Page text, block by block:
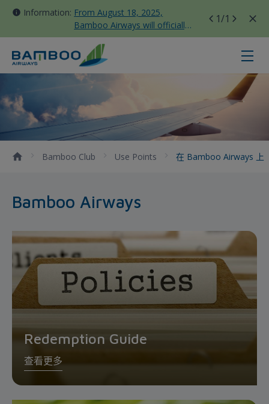
Information: From August 18, 2025,
Bamboo Airways will officially
move all domestic flights to
Tan Son Nhat Terminal T3
1/1
在 Bamboo Airways 上 - Bamboo
Bamboo Club Use Points 在 Bamboo Airways 上
Bamboo Airways
Redemption Guide
查看更多